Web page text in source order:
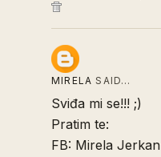
MIRELA SAID…
Sviđa mi se!!! ;)
Pratim te:
FB: Mirela Jerkan